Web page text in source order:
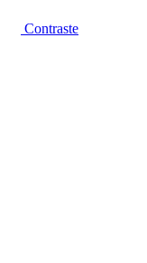
Contraste